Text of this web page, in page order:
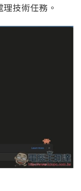
技術任務。